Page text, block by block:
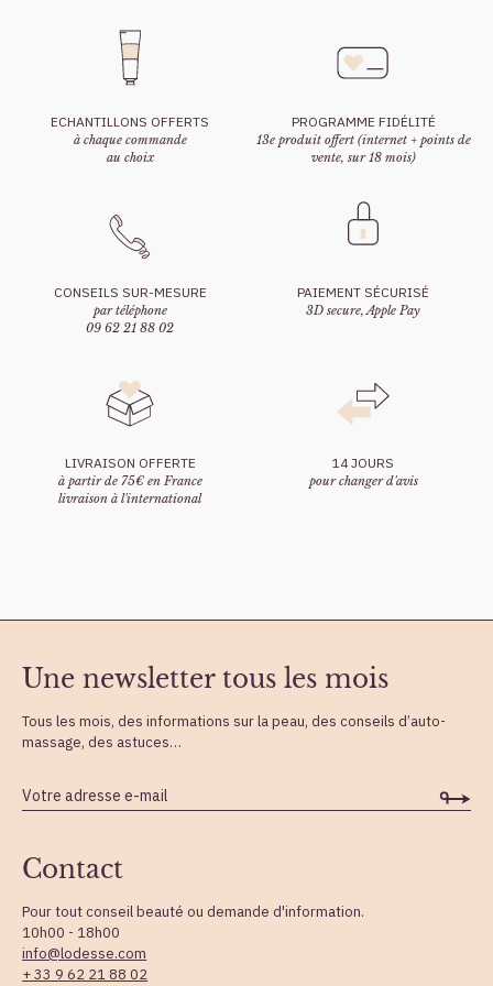
ECHANTILLONS OFFERTS
à chaque commande
au choix
PROGRAMME FIDÉLITÉ
13e produit offert (internet + points de
vente, sur 18 mois)
CONSEILS SUR-MESURE
par téléphone
09 62 21 88 02
PAIEMENT SÉCURISÉ
3D secure, Apple Pay
LIVRAISON OFFERTE
à partir de 75€ en France
livraison à l'international
14 JOURS
pour changer d'avis
Contact
Pour tout conseil beauté ou demande d'information.
10h00 - 18h00
info@lodesse.com
+ 33 9 62 21 88 02
Une newsletter tous les mois
Tous les mois, des informations sur la peau, des conseils d’auto-
massage, des astuces…